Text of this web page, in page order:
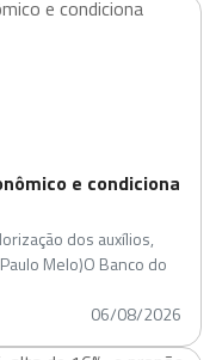
e condiciona
dos auxílios,
Melo)O Banco do
06/08/2026